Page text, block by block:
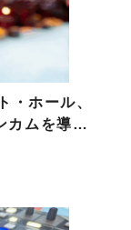
・ホール、
カムを導…